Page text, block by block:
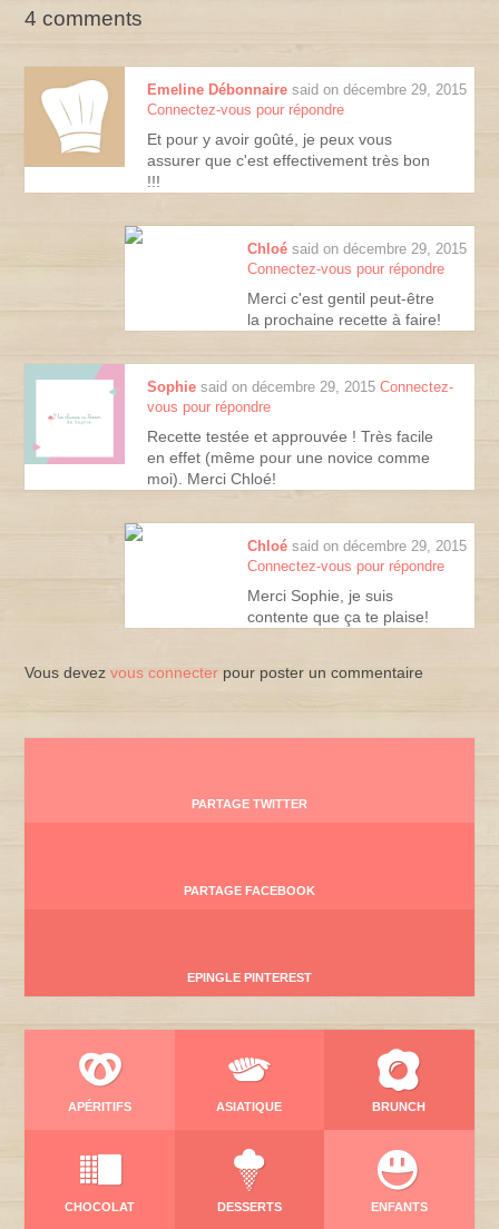
4 comments
Emeline Débonnaire said on décembre 29, 2015
Connectez-vous pour répondre
Et pour y avoir goûté, je peux vous
assurer que c'est effectivement très bon
!!!
Chloé said on décembre 29, 2015
Connectez-vous pour répondre
Merci c'est gentil peut-être
la prochaine recette à faire!
Sophie said on décembre 29, 2015Connectez-
vous pour répondre
Recette testée et approuvée ! Très facile
en effet (même pour une novice comme
moi). Merci Chloé!
Chloé said on décembre 29, 2015
Connectez-vous pour répondre
Merci Sophie, je suis
contente que ça te plaise!
Vous devezvous connecter pour poster un commentaire
PARTAGE TWITTER
PARTAGE FACEBOOK
EPINGLE PINTEREST
APÉRITIFS ASIATIQUE BRUNCH
CHOCOLAT DESSERTS ENFANTS